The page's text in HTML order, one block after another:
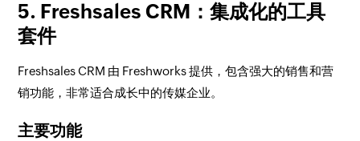
5. Freshsales CRM：集成化的工具
套件
Freshsales CRM 由 Freshworks 提供，包含强大的销售和营
销功能，非常适合成长中的传媒企业。
主要功能